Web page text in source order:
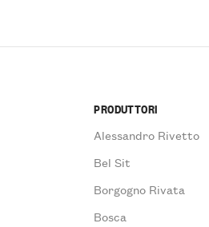
PRODUTTORI
Alessandro Rivetto
Bel Sit
Borgogno Rivata
Bosca